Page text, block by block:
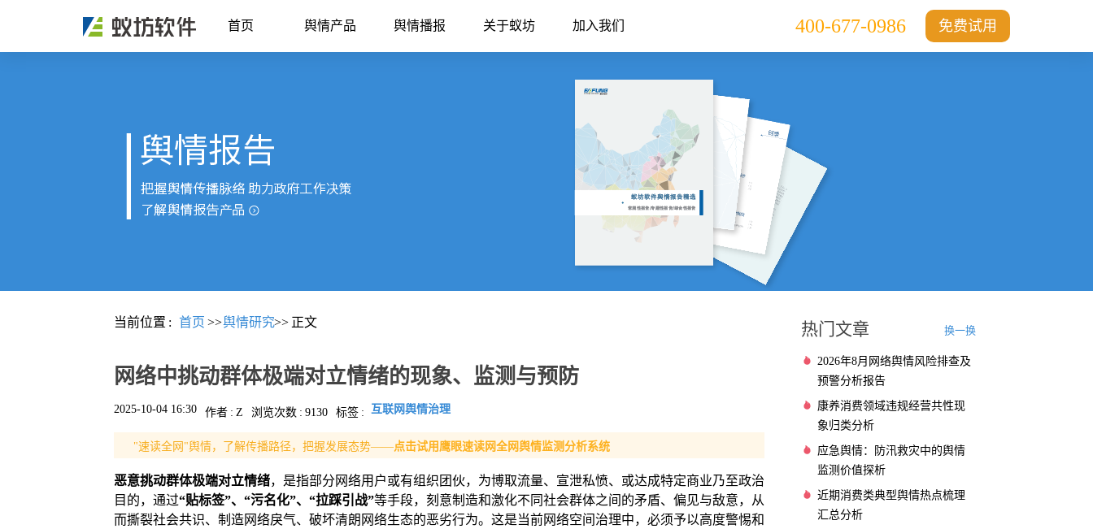
首页 舆情产品 舆情播报 关于蚁坊 加入我们 免费试用
400-677-0986
当前位置 : 首页 >>舆情研究>> 正文
网络中挑动群体极端对立情绪的现象、监测与预防
2025-10-04 16:30 作者 : Z 浏览次数 : 9130 标签 : 互联网舆情治理
"速读全网"舆情，了解传播路径，把握发展态势——点击试用鹰眼速读网全网舆情监测分析系统
恶意挑动群体极端对立情绪，是指部分网络用户或有组织团伙，为博取流量、宣泄私愤、或达成特定商业乃至政治
目的，通过“贴标签”、“污名化”、“拉踩引战”等手段，刻意制造和激化不同社会群体之间的矛盾、偏见与敌意，从
而撕裂社会共识、制造网络戾气、破坏清朗网络生态的恶劣行为。这是当前网络空间治理中，必须予以高度警惕和
热门文章 换一换
2026年8月网络舆情风险排查及
预警分析报告
康养消费领域违规经营共性现
象归类分析
应急舆情：防汛救灾中的舆情
监测价值探析
近期消费类典型舆情热点梳理
汇总分析